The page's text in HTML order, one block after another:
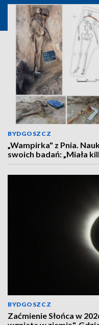
BYDGOSZCZ
„Wampirka" z Pnia.
swoich badań: „Miała
BYDGOSZCZ
Zaćmienie Słońca w